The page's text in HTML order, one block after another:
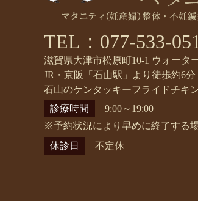
TEL：077-533-
滋賀県大津市松原町10-1 ウォータ
JR・京阪「石山駅」より徒歩約6分
石山のケンタッキーフライドチキ
診療時間
9:00～19:00
※予約状況により早めに終了する
休診日
不定休